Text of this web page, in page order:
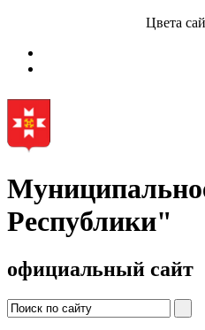
Цвета
Республики"
официальный сайт